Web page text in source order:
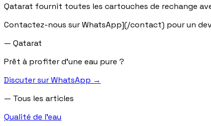
Qatarat fournit toutes les cartouches de rechange
Contactez-nous sur WhatsApp](/contact) pour un
— Qatarat
Prêt à profiter d'une eau pure ?
Discuter sur WhatsApp →
— Tous les articles
Qualité de l'eau